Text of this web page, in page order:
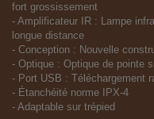
fort grossissement
- Amplificateur IR : Lampe
longue distance
- Conception : Nouvelle
- Optique : Optique de pointe
- Port USB : Téléchargement
- Étanchéité norme IPX-4
- Adaptable sur trépied